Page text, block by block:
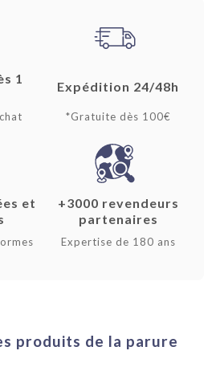
1
Expédition 24/48h
*Gratuite dès 100€
et
+3000 revendeurs
partenaires
Expertise de 180 ans
produits de la parure